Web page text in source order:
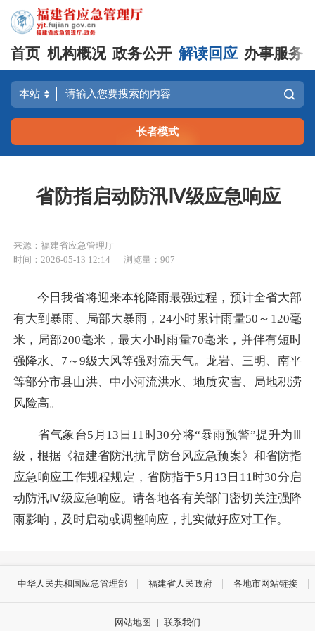
首页 机构概况 政务公开 解读回应 办事服务
长者模式
省防指启动防汛Ⅳ级应急响应
来源：福建省应急管理厅
时间：2026-05-13 12:14
浏览量：907
今日我省将迎来本轮降雨最强过程，预计全省大部
有大到暴雨、局部大暴雨，24小时累计雨量50～120毫
米，局部200毫米，最大小时雨量70毫米，并伴有短时
强降水、7～9级大风等强对流天气。龙岩、三明、南平
等部分市县山洪、中小河流洪水、地质灾害、局地积涝
风险高。
省气象台5月13日11时30分将“暴雨预警”提升为Ⅲ
级，根据《福建省防汛抗旱防台风应急预案》和省防指
应急响应工作规程规定，省防指于5月13日11时30分启
动防汛Ⅳ级应急响应。请各地各有关部门密切关注强降
雨影响，及时启动或调整响应，扎实做好应对工作。
中华人民共和国应急管理部 福建省人民政府 各地市网站链接
网站地图 | 联系我们